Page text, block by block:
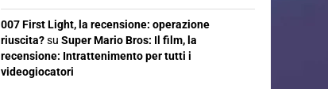
007 First Light, la recensione: operazione
riuscita?su Super Mario Bros: Il film, la
recensione: Intrattenimento per tutti i
videogiocatori